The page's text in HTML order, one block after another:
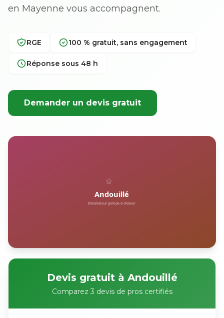
en Mayenne vous accompagnent.
RGE 100 % gratuit, sans engagement
Réponse sous 48 h
Demander un devis gratuit
Devis gratuit à Andouillé
Comparez 3 devis de pros certifiés